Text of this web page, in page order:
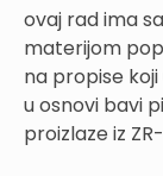
ovaj rad ima
materijom
na propise
u osnovi bavi
proizlaze iz